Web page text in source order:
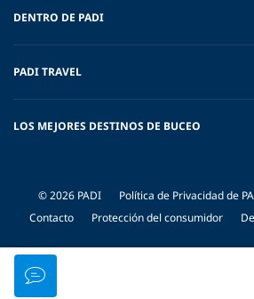
DENTRO DE PADI
PADI TRAVEL
LOS MEJORES DESTINOS DE BUCEO
© 2026 PADI Política de Privacidad de
Contacto
Protección del consumidor